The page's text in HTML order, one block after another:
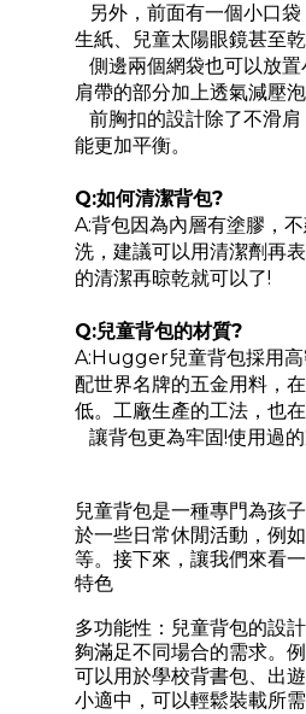
另外，前面有一個小口
生紙、兒童太陽眼鏡甚至乾
側邊兩個網袋也可以放
肩帶的部分加上透氣減壓
前胸扣的設計除了不滑
能更加平衡。
Q:如何清潔背包?
A:背包因為內層有塗膠，
洗，建議可以用清潔劑再
的清潔再晾乾就可以了!
Q:兒童背包的材質?
A:Hugger兒童背包採用高
配世界名牌的五金用料，
低。工廠生產的工法，也
讓背包更為牢固!使用過的
兒童背包是一種專門為孩
於一些日常休閒活動，例
等。接下來，讓我們來看
特色
多功能性：兒童背包的設
夠滿足不同場合的需求。
可以用於學校背書包、出
小適中，可以輕鬆裝載所需